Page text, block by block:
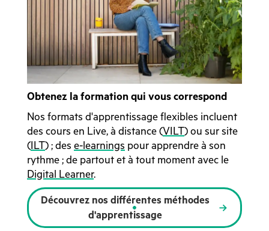
Obtenez la formation qui vous correspond
Nos formats d'apprentissage flexibles incluent
des cours en Live, à distance (VILT) ou sur site
( ILT) ; des e-learnings pour apprendre à son
rythme ; de partout et à tout moment avec le
Digital Learner.
Découvrez nos différentes méthodes
d'apprentissage